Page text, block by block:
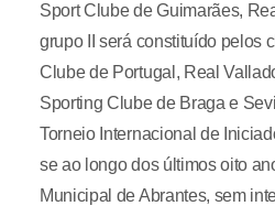
Sport Clube de Guimarães,
grupo II será constituído pelos
Clube de Portugal, Real
Sporting Clube de Braga e
Torneio Internacional de
se ao longo dos últimos oito
Municipal de Abrantes, sem